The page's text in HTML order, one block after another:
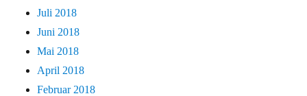
Juli 2018
Juni 2018
Mai 2018
April 2018
Februar 2018